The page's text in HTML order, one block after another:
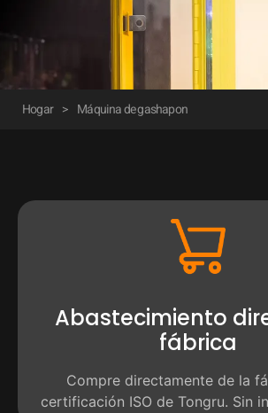
Hogar > Máquina de gashapon
Abastecimiento
fábrica
Compre directamente de la
certificación ISO de Tongru. Sin